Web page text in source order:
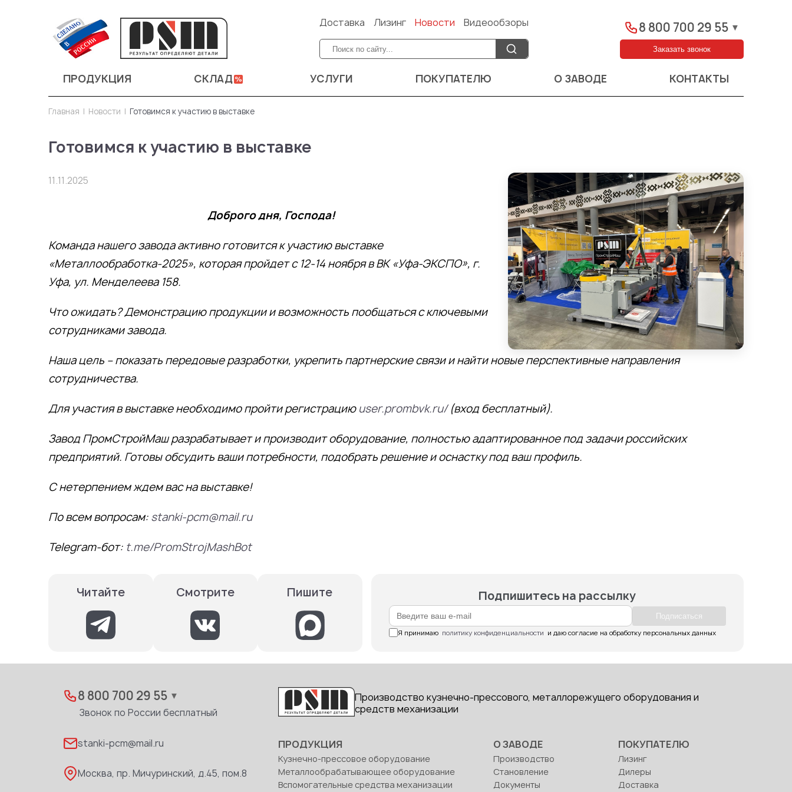
Доставка Лизинг Новости Видеообзоры 8 800 700 29 55 ▼
Заказать звонок
ПРОДУКЦИЯ СКЛАД УСЛУГИ ПОКУПАТЕЛЮ О ЗАВОДЕ КОНТАКТЫ
Главная Новости Готовимся к участию в выставке
Готовимся к участию в выставке
11.11.2025
Доброго дня, Господа!
Команда нашего завода активно готовится к участию выставке
«Металлообработка-2025», которая пройдет с 12-14 ноября в ВК «Уфа-ЭКСПО», г.
Уфа, ул. Менделеева 158.
Что ожидать? Демонстрацию продукции и возможность пообщаться с ключевыми
сотрудниками завода.
Наша цель – показать передовые разработки, укрепить партнерские связи и найти новые перспективные направления
сотрудничества.
Для участия в выставке необходимо пройти регистрацию user.prombvk.ru/(вход бесплатный).
Завод ПромСтройМаш разрабатывает и производит оборудование, полностью адаптированное под задачи российских
предприятий. Готовы обсудить ваши потребности, подобрать решение и оснастку под ваш профиль.
С нетерпением ждем вас на выставке!
По всем вопросам: stanki-pcm@mail.ru
Telegram-бот: t.me/PromStrojMashBot
Читайте Смотрите Пишите Подпишитесь на рассылку
Подпиcаться
Я принимаю политику конфиденциальности
  и даю согласие на обработку персональных данных
8 800 700 29 55 ▼
Звонок по России бесплатный
stanki-pcm@mail.ru
Москва, пр. Мичуринский, д.45, пом.8
Производство кузнечно-прессового, металлорежущего оборудования и
средств механизации
ПРОДУКЦИЯ
Кузнечно-прессовое оборудование
Металлообрабатывающее оборудование
Вспомогательные средства механизации
О ЗАВОДЕ
Производство
Становление
Документы
ПОКУПАТЕЛЮ
Лизинг
Дилеры
Доставка